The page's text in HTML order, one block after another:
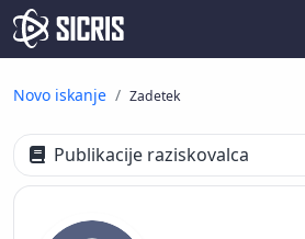
Novo iskanje Zadetek
Publikacije raziskovalca